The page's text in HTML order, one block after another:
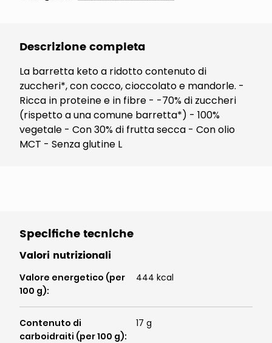
Descrizione completa
La barretta keto a ridotto contenuto di
zuccheri*, con cocco, cioccolato e mandorle. -
Ricca in proteine e in fibre - -70% di zuccheri
(rispetto a una comune barretta*) - 100%
vegetale - Con 30% di frutta secca - Con olio
MCT - Senza glutine L
Specifiche tecniche
Valori nutrizionali
Valore energetico (per
100 g):
444 kcal
Contenuto di
carboidraiti (per 100 g):
17 g